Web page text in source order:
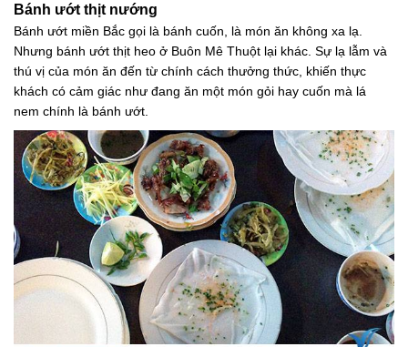
Bánh ướt thịt nướng
Bánh ướt miền Bắc gọi là bánh cuốn, là món ăn không xa lạ.
Nhưng bánh ướt thịt heo ở Buôn Mê Thuột lại khác. Sự lạ lẫm và
thú vị của món ăn đến từ chính cách thưởng thức, khiến thực
khách có cảm giác như đang ăn một món gỏi hay cuốn mà lá
nem chính là bánh ướt.